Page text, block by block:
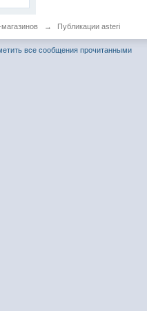
→ Публикации asteri
все сообщения прочитанными